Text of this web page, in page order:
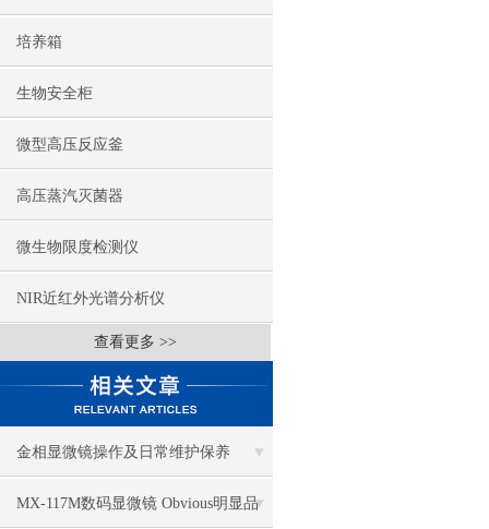
培养箱
生物安全柜
微型高压反应釜
高压蒸汽灭菌器
微生物限度检测仪
NIR近红外光谱分析仪
查看更多 >>
金相显微镜操作及日常维护保养
MX-117M数码显微镜 Obvious明显品